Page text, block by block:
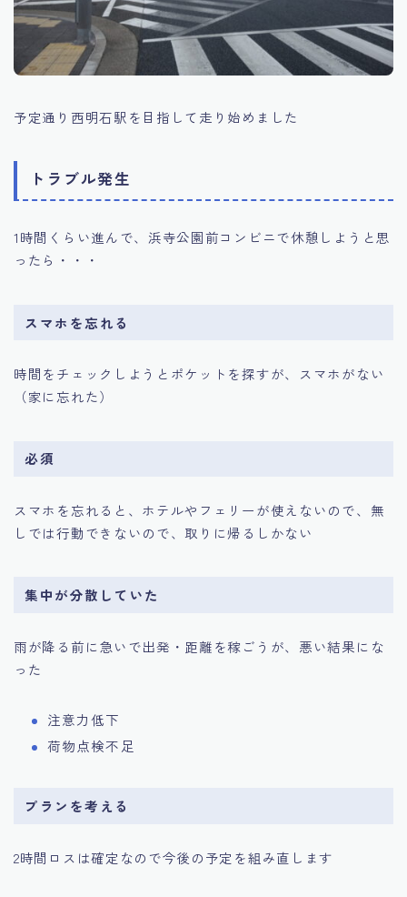
予定通り西明石駅を目指して走り始めました
トラブル発生
1時間くらい進んで、浜寺公園前コンビニで休憩しようと思
ったら・・・
スマホを忘れる
時間をチェックしようとポケットを探すが、スマホがない
（家に忘れた）
必須
スマホを忘れると、ホテルやフェリーが使えないので、無
しでは行動できないので、取りに帰るしかない
集中が分散していた
雨が降る前に急いで出発・距離を稼ごうが、悪い結果にな
った
注意力低下
荷物点検不足
プランを考える
2時間ロスは確定なので今後の予定を組み直します